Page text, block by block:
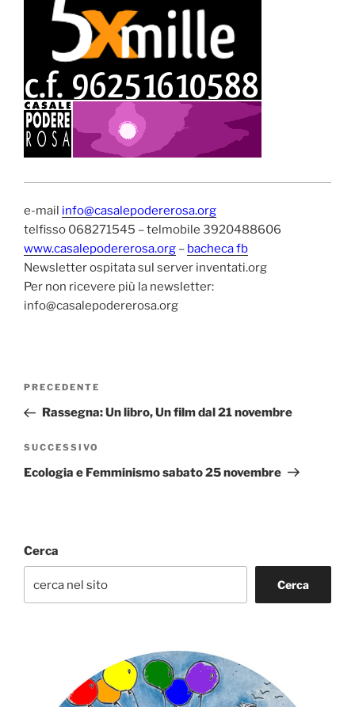
e-mail info@casalepodererosa.org
telfisso 068271545 – telmobile 3920488606
www.casalepodererosa.org – bacheca fb
Newsletter ospitata sul server inventati.org
Per non ricevere più la newsletter:
info@casalepodererosa.org
Navigazione
Articolo
precedente:
PRECEDENTE
Rassegna: Un libro, Un film dal 21 novembre
Articolo
successivo
SUCCESSIVO
Ecologia e Femminismo sabato 25 novembre
Cerca
Cerca